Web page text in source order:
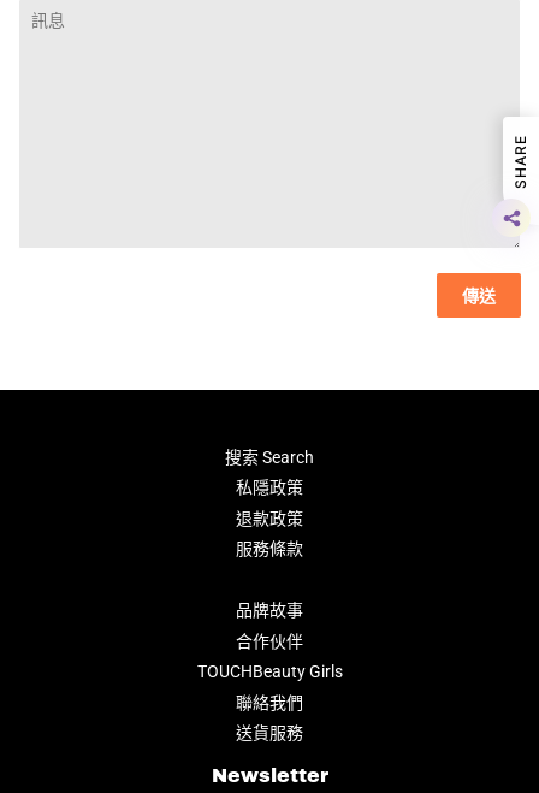
碼
訊
搜索 Search
私隱政策
退款政策
服務條款
品牌故事
合作伙伴
TOUCHBeauty Girls
聯絡我們
送貨服務
Newsletter
SHARE